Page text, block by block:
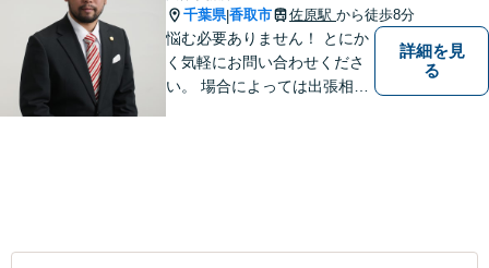
千葉県|香取市 佐原駅 から徒歩8分
悩む必要ありません！ とにか
く気軽にお問い合わせくださ
い。 場合によっては出張相談
詳細を見
る